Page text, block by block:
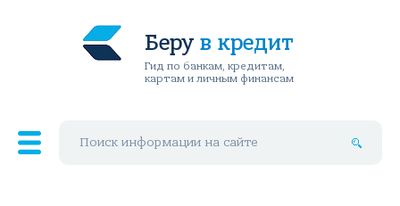
Беру в кредит
Гид по банкам, кредитам,
картам и личным финансам